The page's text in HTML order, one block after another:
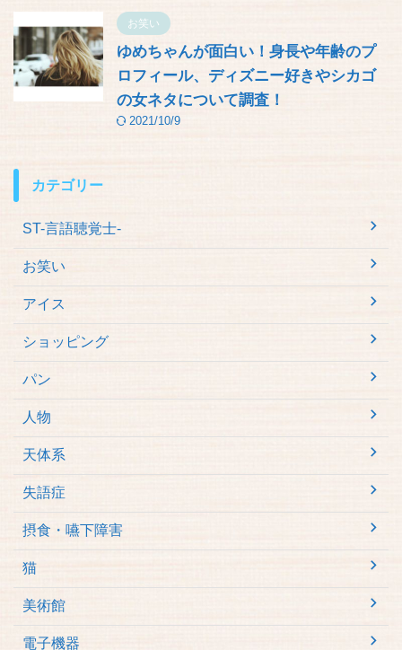
お笑い
ゆめちゃんが面白い！身長や年齢のプ
ロフィール、ディズニー好きやシカゴ
の女ネタについて調査！
2021/10/9
カテゴリー
ST-言語聴覚士-
お笑い
アイス
ショッピング
パン
人物
天体系
失語症
摂食・嚥下障害
猫
美術館
電子機器